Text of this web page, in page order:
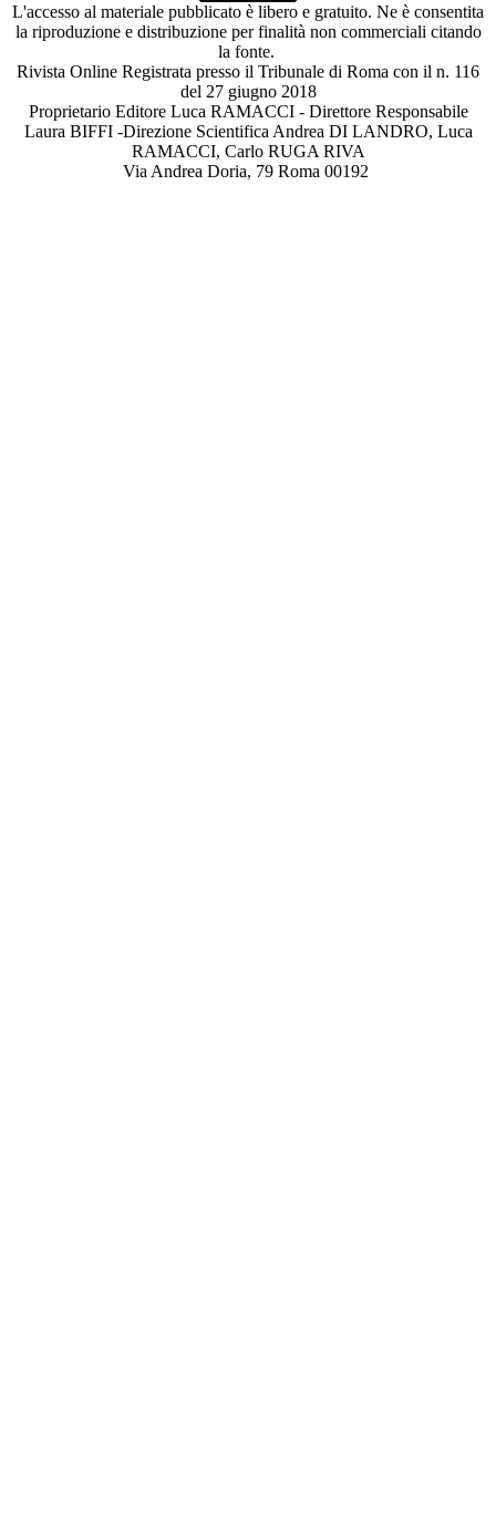
L'accesso al materiale pubblicato è libero e gratuito. Ne è consentita
la riproduzione e distribuzione per finalità non commerciali citando
la fonte.
Rivista Online Registrata presso il Tribunale di Roma con il n. 116
del 27 giugno 2018
Proprietario Editore Luca RAMACCI - Direttore Responsabile
Laura BIFFI -Direzione Scientifica Andrea DI LANDRO, Luca
RAMACCI, Carlo RUGA RIVA
Via Andrea Doria, 79 Roma 00192